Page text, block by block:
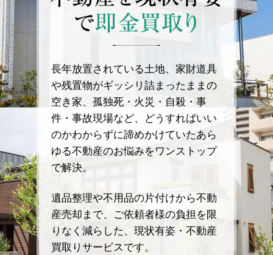
で即金買取り
長年放置されている土地、家財道具
や残置物がギッシリ詰まったままの
空き家、孤独死・火災・自殺・事
件・事故現場など、どうすればいい
のかわからずに諦めかけていたあら
ゆる不動産のお悩みをワンストップ
で解決。
遺品整理や不用品の片付けから不動
産売却まで、ご依頼者様の負担を限
りなく減らした、現状有姿・不動産
買取りサービスです。